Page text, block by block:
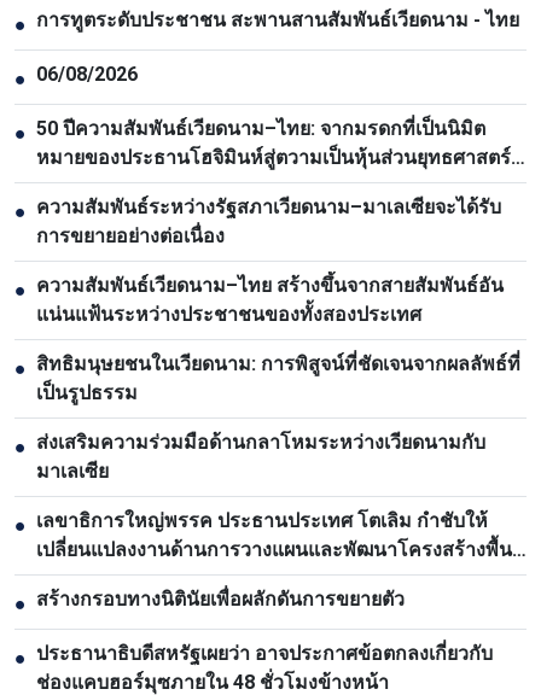
● การทูตระดับประชาชน สะพานสานสัมพันธ์เวียดนาม - ไทย
● 06/08/2026
● 50 ปีความสัมพันธ์เวียดนาม–ไทย: จากมรดกที่เป็นนิมิต
หมายของประธานโฮจิมินห์สู่ตวามเป็นหุ้นส่วนยุทธศาสตร์
รอบด้าน
● ความสัมพันธ์ระหว่างรัฐสภาเวียดนาม–มาเลเซียจะได้รับ
การขยายอย่างต่อเนื่อง
● ความสัมพันธ์เวียดนาม–ไทย สร้างขึ้นจากสายสัมพันธ์อัน
แน่นแฟ้นระหว่างประชาชนของทั้งสองประเทศ
● สิทธิมนุษยชนในเวียดนาม: การพิสูจน์ที่ชัดเจนจากผลลัพธ์ที่
เป็นรูปธรรม
● ส่งเสริมความร่วมมือด้านกลาโหมระหว่างเวียดนามกับ
มาเลเซีย
● เลขาธิการใหญ่พรรค ประธานประเทศ โตเลิม กำชับให้
เปลี่ยนแปลงงานด้านการวางแผนและพัฒนาโครงสร้างพื้น
ฐาน
● สร้างกรอบทางนิตินัยเพื่อผลักดันการขยายตัว
● ประธานาธิบดีสหรัฐเผยว่า อาจประกาศข้อตกลงเกี่ยวกับ
ช่องแคบฮอร์มุซภายใน 48 ชั่วโมงข้างหน้า